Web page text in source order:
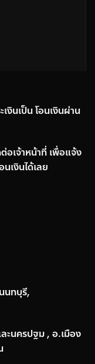
งินเป็น โอนเงินผ่าน
อเจ้าหน้าที่ เพื่อแจ้ง
เงินได้เลย
นทบุรี,
ะนครปฐม , อ.เมือง